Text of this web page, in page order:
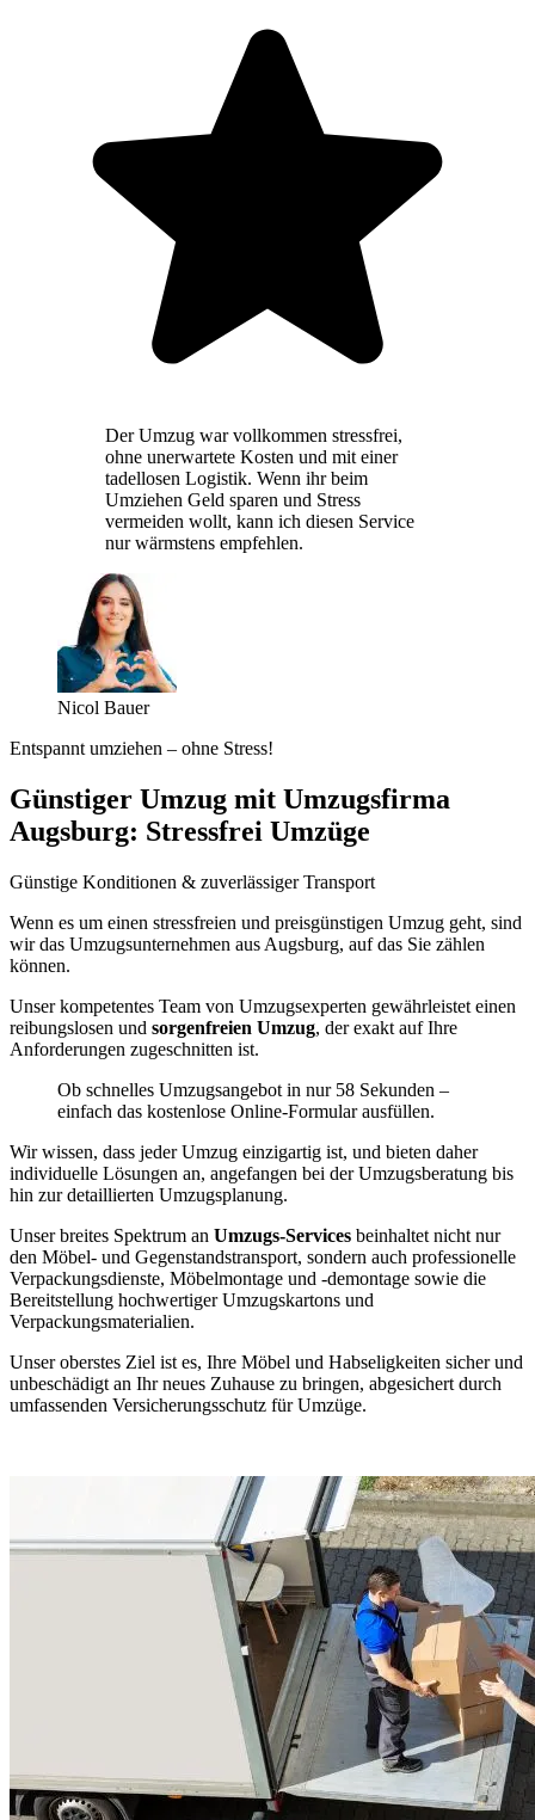
Der Umzug war vollkommen stressfrei,
ohne unerwartete Kosten und mit einer
tadellosen Logistik. Wenn ihr beim
Umziehen Geld sparen und Stress
vermeiden wollt, kann ich diesen Service
nur wärmstens empfehlen.
Nicol Bauer
Entspannt umziehen – ohne Stress!
Günstiger Umzug mit Umzugsfirma
Augsburg: Stressfrei Umzüge
Günstige Konditionen & zuverlässiger Transport
Wenn es um einen stressfreien und preisgünstigen Umzug geht, sind
wir das Umzugsunternehmen aus Augsburg, auf das Sie zählen
können.
Unser kompetentes Team von Umzugsexperten gewährleistet einen
reibungslosen und sorgenfreien Umzug, der exakt auf Ihre
Anforderungen zugeschnitten ist.
Ob schnelles Umzugsangebot in nur 58 Sekunden –
einfach das kostenlose Online-Formular ausfüllen.
Wir wissen, dass jeder Umzug einzigartig ist, und bieten daher
individuelle Lösungen an, angefangen bei der Umzugsberatung bis
hin zur detaillierten Umzugsplanung.
Unser breites Spektrum an Umzugs-Services beinhaltet nicht nur
den Möbel- und Gegenstandstransport, sondern auch professionelle
Verpackungsdienste, Möbelmontage und -demontage sowie die
Bereitstellung hochwertiger Umzugskartons und
Verpackungsmaterialien.
Unser oberstes Ziel ist es, Ihre Möbel und Habseligkeiten sicher und
unbeschädigt an Ihr neues Zuhause zu bringen, abgesichert durch
umfassenden Versicherungsschutz für Umzüge.